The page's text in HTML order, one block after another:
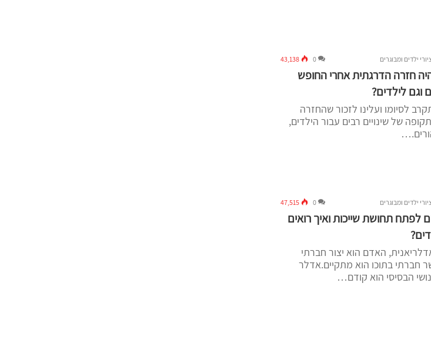
ילדים ומבוגרים 0
43,138
חזרה הדרגתית אחרי החופש
וגם לילדים?
לסיומו ועלינו לזכור שהחזרה
של שינויים רבים עבור הילדים,
ילדים ומבוגרים 0
47,515
לפתח תחושת שייכות ואיך רואים
האדם הוא יצור חברתי
חברתי בתוכו הוא מתקיים.אדלר
הבסיסי הוא קודם…